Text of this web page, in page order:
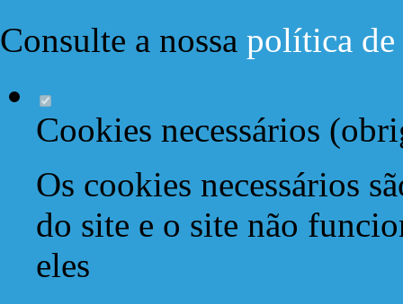
Consulte a nossa política de
Cookies necessários
Os cookies necessários
do site e o site não
eles